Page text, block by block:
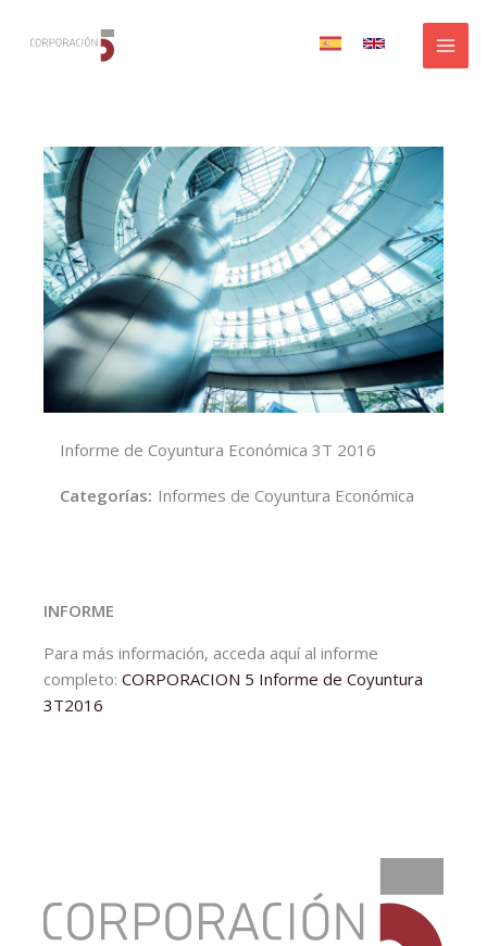
Informe de Coyuntura Económica 3T 2016
Categorías: Informes de Coyuntura Económica
INFORME
Para más información, acceda aquí al informe
completo:CORPORACION 5 Informe de Coyuntura
3T2016
de
Coyuntura